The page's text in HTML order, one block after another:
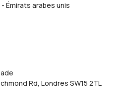
Émirats arabes unis
Rd, Londres SW15 2TL